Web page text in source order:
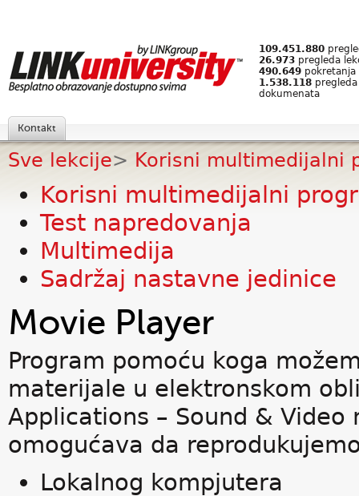
109.451.880
26.973 pregleda
490.649 pokretanja
1.538.118
dokumenata
Kontakt
Sve lekcije> Korisni multimedijalni
Korisni multimedijalni
Test napredovanja
Multimedija
Sadržaj nastavne jedinice
Movie Player
Program pomoću koga
materijale u elektronskom
Applications – Sound &
omogućava da
Lokalnog kompjutera